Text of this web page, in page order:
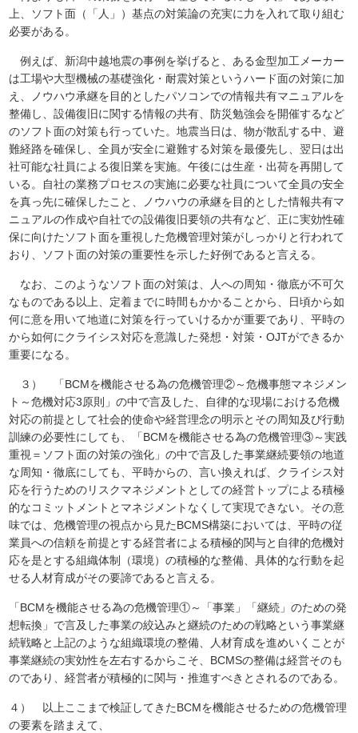
上、ソフト面（「人」）基点の対策論の充実に力を入れて取り組む
必要がある。
例えば、新潟中越地震の事例を挙げると、ある金型加工メーカー
は工場や大型機械の基礎強化・耐震対策というハード面の対策に加
え、ノウハウ承継を目的としたパソコンでの情報共有マニュアルを
整備し、設備復旧に関する情報の共有、防災勉強会を開催するなど
のソフト面の対策も行っていた。地震当日は、物が散乱する中、避
難経路を確保し、全員が安全に避難する対策を最優先し、翌日は出
社可能な社員による復旧業を実施。午後には生産・出荷を再開して
いる。自社の業務プロセスの実施に必要な社員について全員の安全
を真っ先に確保したこと、ノウハウの承継を目的とした情報共有マ
ニュアルの作成や自社での設備復旧要領の共有など、正に実効性確
保に向けたソフト面を重視した危機管理対策がしっかりと行われて
おり、ソフト面の対策の重要性を示した好例であると言える。
なお、このようなソフト面の対策は、人への周知・徹底が不可欠
なものである以上、定着までに時間もかかることから、日頃から如
何に意を用いて地道に対策を行っていけるかが重要であり、平時の
から如何にクライシス対応を意識した発想・対策・OJTができるか
重要になる。
３） 「BCMを機能させる為の危機管理②～危機事態マネジメン
ト～危機対応3原則」の中で言及した、自律的な現場における危機
対応の前提として社会的使命や経営理念の明示とその周知及び行動
訓練の必要性にしても、「BCMを機能させる為の危機管理③～実践
重視＝ソフト面の対策の強化」の中で言及した事業継続要領の地道
な周知・徹底にしても、平時からの、言い換えれば、クライシス対
応を行うためのリスクマネジメントとしての経営トップによる積極
的なコミットメントとマネジメントなくして実現できない。その意
味では、危機管理の視点から見たBCMS構築においては、平時の従
業員への信頼を前提とする経営者による積極的関与と自律的危機対
応を是とする組織体制（環境）の積極的な整備、具体的な行動を起
せる人材育成がその要諦であると言える。
「BCMを機能させる為の危機管理①～「事業」「継続」のための発
想転換」で言及した事業の絞込みと継続のための戦略という事業継
続戦略と上記のような組織環境の整備、人材育成を進めいくことが
事業継続の実効性を左右するからこそ、BCMSの整備は経営そのも
のであり、経営者が積極的に関与・推進すべきとされるのである。
４） 以上ここまで検証してきたBCMを機能させるための危機管理
の要素を踏まえて、